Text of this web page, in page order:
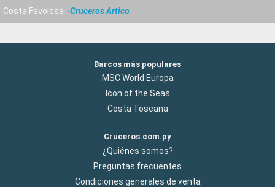
Costa Favolosa
Cruceros Artico
Barcos más populares
MSC World Europa
Icon of the Seas
Costa Toscana
Cruceros.com.py
¿Quiénes somos?
Preguntas frecuentes
Condiciones generales de venta